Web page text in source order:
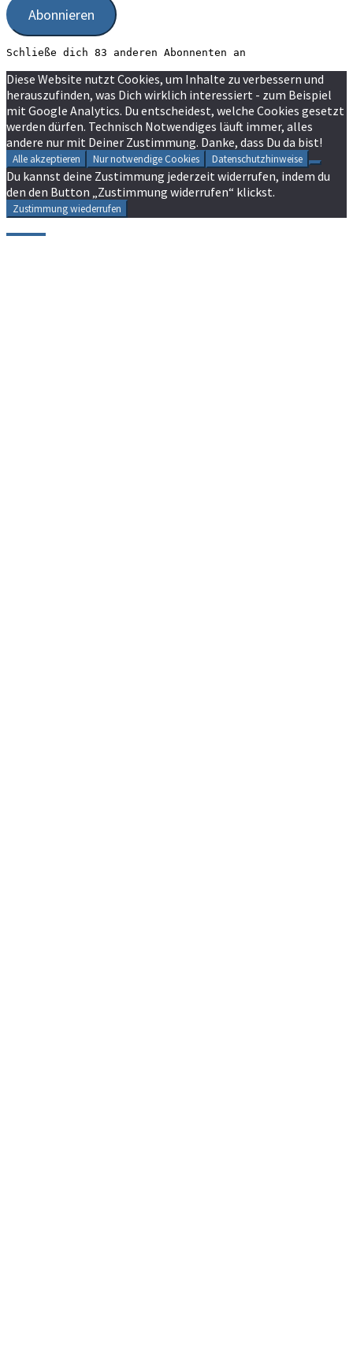
Abonnieren
Schließe dich 83 anderen Abonnenten an
Diese Website nutzt Cookies, um Inhalte zu verbessern und
herauszufinden, was Dich wirklich interessiert - zum Beispiel
mit Google Analytics. Du entscheidest, welche Cookies gesetzt
werden dürfen. Technisch Notwendiges läuft immer, alles
andere nur mit Deiner Zustimmung. Danke, dass Du da bist!
Alle akzeptieren Nur notwendige Cookies Datenschutzhinweise
Du kannst deine Zustimmung jederzeit widerrufen, indem du
den den Button „Zustimmung widerrufen“ klickst.
Zustimmung wiederrufen